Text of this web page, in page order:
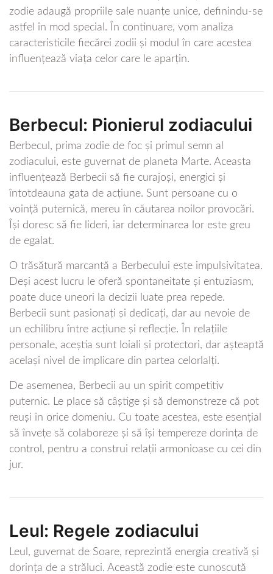
zodie adaugă propriile sale nuanțe unice, definindu-se
astfel în mod special. În continuare, vom analiza
caracteristicile fiecărei zodii și modul în care acestea
influențează viața celor care le aparțin.
Berbecul: Pionierul zodiacului
Berbecul, prima zodie de foc și primul semn al
zodiacului, este guvernat de planeta Marte. Aceasta
influențează Berbecii să fie curajoși, energici și
întotdeauna gata de acțiune. Sunt persoane cu o
voință puternică, mereu în căutarea noilor provocări.
Își doresc să fie lideri, iar determinarea lor este greu
de egalat.
O trăsătură marcantă a Berbecului este impulsivitatea.
Deși acest lucru le oferă spontaneitate și entuziasm,
poate duce uneori la decizii luate prea repede.
Berbecii sunt pasionați și dedicați, dar au nevoie de
un echilibru între acțiune și reflecție. În relațiile
personale, aceștia sunt loiali și protectori, dar așteaptă
același nivel de implicare din partea celorlalți.
De asemenea, Berbecii au un spirit competitiv
puternic. Le place să câștige și să demonstreze că pot
reuși în orice domeniu. Cu toate acestea, este esențial
să învețe să colaboreze și să își tempereze dorința de
control, pentru a construi relații armonioase cu cei din
jur.
Leul: Regele zodiacului
Leul, guvernat de Soare, reprezintă energia creativă și
dorința de a străluci. Această zodie este cunoscută